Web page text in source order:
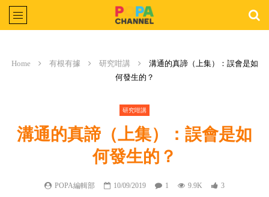
Home 有根有據 研究咁講
溝通的真諦（上集）：誤會是如
何發生的？
研究咁講
溝通的真諦（上集）：誤會是如
何發生的？
POPA編輯部 10/09/2019 1 9.9K 3